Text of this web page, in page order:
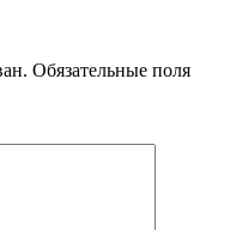
Обязательные поля